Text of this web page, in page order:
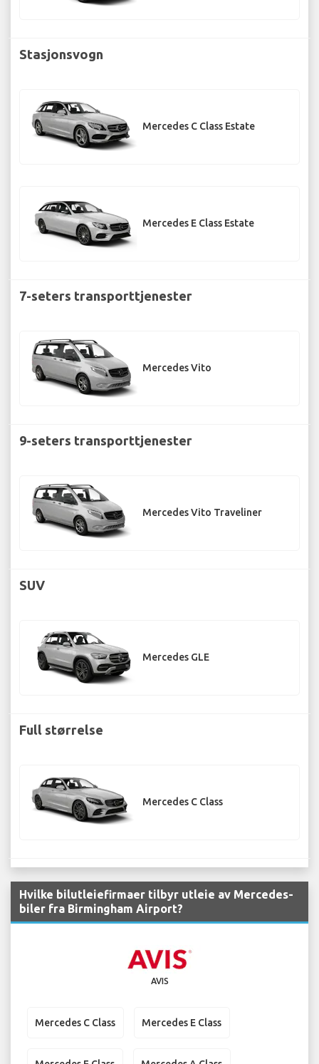
Stasjonsvogn
Mercedes C Class Estate
Mercedes E Class Estate
7-seters transporttjenester
Mercedes Vito
9-seters transporttjenester
Mercedes Vito Traveliner
SUV
Mercedes GLE
Full størrelse
Mercedes C Class
Hvilke bilutleiefirmaer tilbyr utleie av Mercedes-
biler fra Birmingham Airport?
AVIS
Mercedes C Class Mercedes E Class